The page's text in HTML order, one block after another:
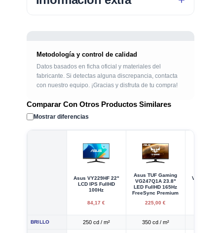
Metodología y control de calidad
Datos basados en ficha oficial y materiales del
fabricante. Si detectas alguna discrepancia, contacta
con nuestro equipo. ¡Gracias y disfruta de tu compra!
Comparar Con Otros Productos Similares
Mostrar diferencias
Asus VY229HF 22"
LCD IPS FullHD
100Hz
84,17 €
Asus TUF Gaming
VG247Q1A 23.8"
LED FullHD 165Hz
FreeSync Premium
225,00 €
Viewsonic
BRILLO 250 cd / m² 350 cd / m²